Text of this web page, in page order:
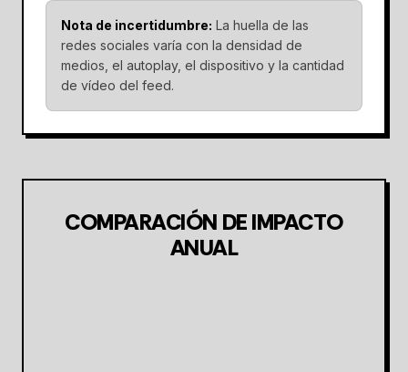
Nota de incertidumbre: La huella de las
redes sociales varía con la densidad de
medios, el autoplay, el dispositivo y la cantidad
de vídeo del feed.
COMPARACIÓN DE IMPACTO
ANUAL